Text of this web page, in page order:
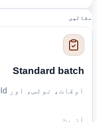
مثالیں
Standard batch
اوقات، نوٹس، اور yield کے ساتھ مکمل ریکارڈ۔
ان پٹ